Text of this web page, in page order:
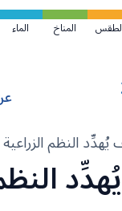
المناخ الماء
النظم الزراعية
النظم